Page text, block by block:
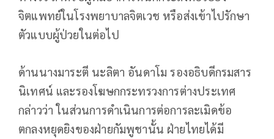
จิตแพทย์ในโรงพยาบาลจิตเวช หรือส่งเข้าไปรักษา
ตัวแบบผู้ป่วยในต่อไป
ด้านนางมาระตี นะลิตา อันดาโม รองอธิบดีกรมสาร
นิเทศน์ และรองโฆษกกระทรวงการต่างประเทศ
กล่าวว่า ในส่วนการดำเนินการต่อการละเมิดข้อ
ตกลงหยุดยิงของฝ่ายกัมพูชานั้น ฝ่ายไทยได้มี